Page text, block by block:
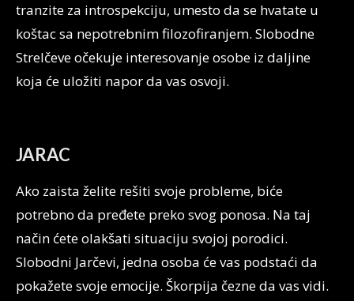
tranzite za introspekciju, umesto da se hvatate u
koštac sa nepotrebnim filozofiranjem. Slobodne
Strelčeve očekuje interesovanje osobe iz daljine
koja će uložiti napor da vas osvoji.
JARAC
Ako zaista želite rešiti svoje probleme, biće
potrebno da pređete preko svog ponosa. Na taj
način ćete olakšati situaciju svojoj porodici.
Slobodni Jarčevi, jedna osoba će vas podstaći da
pokažete svoje emocije. Škorpija čezne da vas vidi.